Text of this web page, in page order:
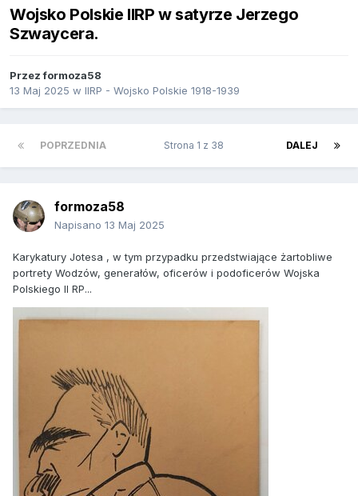
Wojsko Polskie IIRP w satyrze Jerzego
Szwaycera.
Przezformoza58
13 Maj 2025 w IIRP - Wojsko Polskie 1918-1939
POPRZEDNIA DALEJ
Strona 1 z 38
formoza58
Napisano 13 Maj 2025
Karykatury Jotesa , w tym przypadku przedstwiające żartobliwe
portrety Wodzów, generałów, oficerów i podoficerów Wojska
Polskiego II RP...